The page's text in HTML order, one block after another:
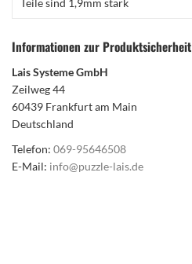
Teile sind 1,9mm stark
Informationen zur Produktsicherheit
Lais Systeme GmbH
Zeilweg 44
60439 Frankfurt am Main
Deutschland
Telefon: 069-95646508
E-Mail: info@puzzle-lais.de